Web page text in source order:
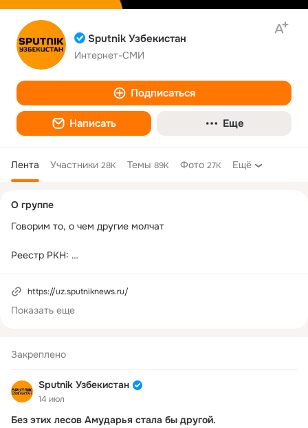
Sputnik Узбекистан
Интернет-СМИ
Подписаться
Написать Еще
Лента Участники 28K Темы 89K Фото 27K Ещё
Закреплено
Sputnik Узбекистан
14 июл
Без этих лесов Амударья стала бы другой.
колонка
О группе
Говорим то, о чем другие молчат
Наша страница в телеграме:
https://uz.sputniknews.ru/
Показать еще